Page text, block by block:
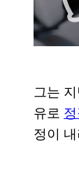
그는
유로
정이